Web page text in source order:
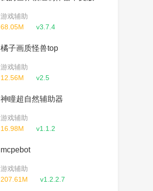
游戏辅助
68.05M
v3.7.4
橘子画质怪兽top
游戏辅助
12.56M
v2.5
神瞳超自然辅助器
游戏辅助
16.98M
v1.1.2
mcpebot
游戏辅助
207.61M
v1.2.2.7